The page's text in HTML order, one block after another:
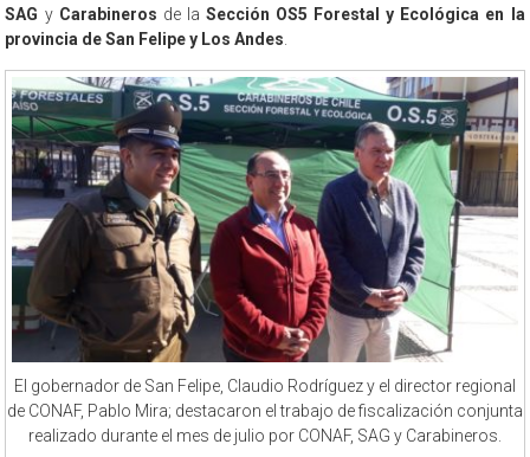
SAG y Carabineros de la Sección OS5 Forestal y Ecológica en la
provincia de San Felipe y Los Andes
El gobernador de San Felipe, Claudio Rodríguez y el director regional
de CONAF, Pablo Mira; destacaron el trabajo de fiscalización conjunta
realizado durante el mes de julio por CONAF, SAG y Carabineros.